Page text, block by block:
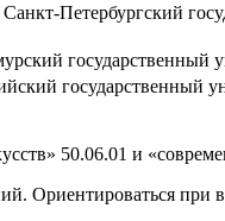
Петербургский
государственный
государственный
50.06.01 и
Ориентироваться